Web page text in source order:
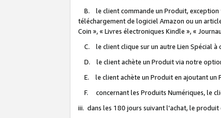
B. le client commande un Produit, exception
téléchargement de logiciel Amazon ou un
Coin », « Livres électroniques Kindle », «
C. le client clique sur un autre Lien Spécial à
D. le client achète un Produit via notre
E. le client achète un Produit en ajoutant un
F. concernant les Produits Numériques, le
iii. dans les 180 jours suivant l'achat, le